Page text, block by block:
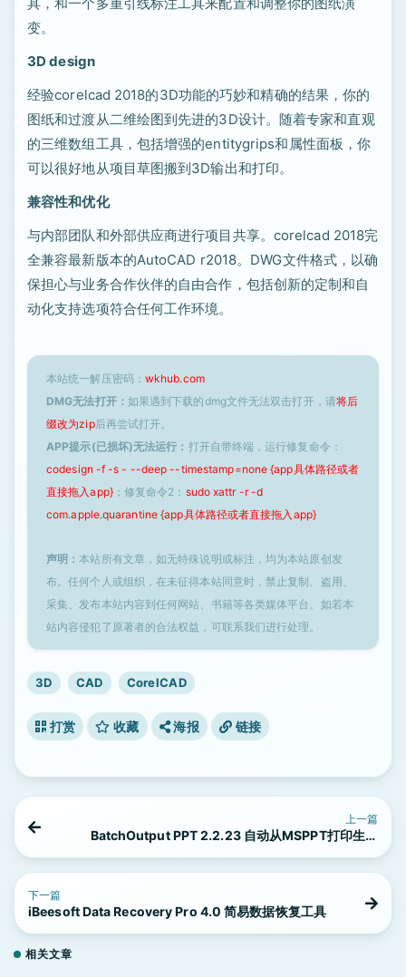
变。
3D design
经验corelcad 2018的3D功能的巧妙和精确的结果，你的
图纸和过渡从二维绘图到先进的3D设计。随着专家和直观
的三维数组工具，包括增强的entitygrips和属性面板，你
可以很好地从项目草图搬到3D输出和打印。
兼容性和优化
与内部团队和外部供应商进行项目共享。corelcad 2018完
全兼容最新版本的AutoCAD r2018。DWG文件格式，以确
保担心与业务合作伙伴的自由合作，包括创新的定制和自
动化支持选项符合任何工作环境。
本站统一解压密码： wkhub.com
DMG无法打开： 如果遇到下载的dmg文件无法双击打开，请将后
缀改为zip后再尝试打开。
APP提示(已损坏)无法运行： 打开自带终端，运行修复命令：
codesign -f -s - --deep --timestamp=none {app具体路径或者
直接拖入app}；修复命令2： sudo xattr -r -d
com.apple.quarantine {app具体路径或者直接拖入app}
声明：本站所有文章，如无特殊说明或标注，均为本站原创发
布。任何个人或组织，在未征得本站同意时，禁止复制、盗用、
采集、发布本站内容到任何网站、书籍等各类媒体平台。如若本
站内容侵犯了原著者的合法权益，可联系我们进行处理。
3D CAD CorelCAD
打赏 收藏 海报 链接
上一篇
BatchOutput PPT 2.2.23 自动从MSPPT打印生成
下一篇
iBeesoft Data Recovery Pro 4.0 简易数据恢复工具
相关文章